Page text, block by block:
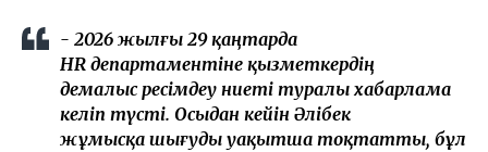
- 2026 жылғы 29 қаңтарда
HR департаментіне қызметкердің
демалыс ресімдеу ниеті туралы хабарлама
келіп түсті. Осыдан кейін Әлібек
жұмысқа шығуды уақытша тоқтатты, бұл